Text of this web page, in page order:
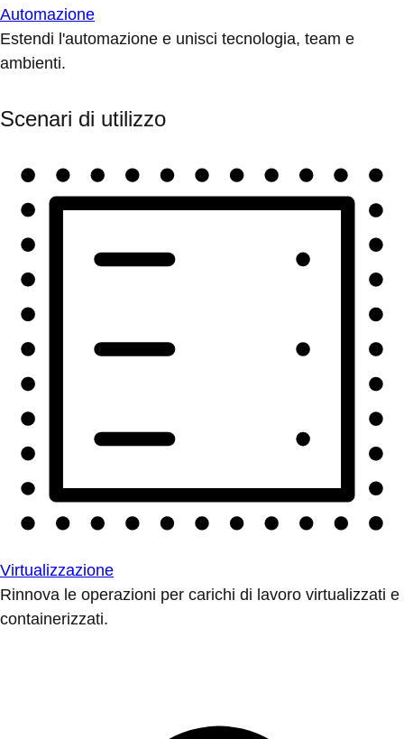
Automazione
Estendi l'automazione e unisci tecnologia, team e
ambienti.
Scenari di utilizzo
Virtualizzazione
Rinnova le operazioni per carichi di lavoro virtualizzati e
containerizzati.